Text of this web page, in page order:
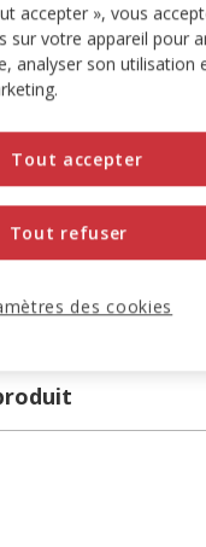
en magasin
offert dès 69€ d'achat
ouvrées
accepter », vous
sur votre appareil pour
analyser son utilisation
Tout refuser
Tout accepter
des cookies